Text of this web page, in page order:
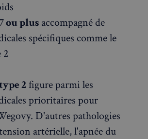
ou plus accompagné de
spécifiques comme le
2
2figure parmi les
prioritaires pour
D'autres pathologies
artérielle, l'apnée du